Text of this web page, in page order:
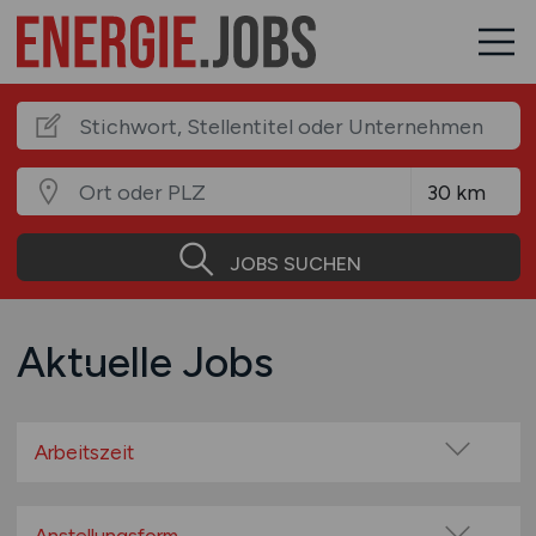
JOBS SUCHEN
Aktuelle Jobs
Arbeitszeit